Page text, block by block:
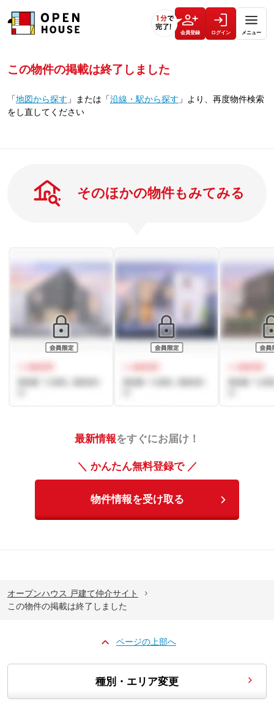
会員登録 ログイン メニュー
この物件の掲載は終了しました
「地図から探す 」 または 「沿線・駅から探す 」 より、再度物件検索
をし直してください
そのほかの物件もみてみる
最新情報をすぐにお届け！
＼ かんたん無料登録で ／
物件情報を受け取る
オープンハウス 戸建て仲介サイト
この物件の掲載は終了しました
ページの上部へ
種別・エリア変更